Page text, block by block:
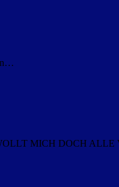
MICH DOCH